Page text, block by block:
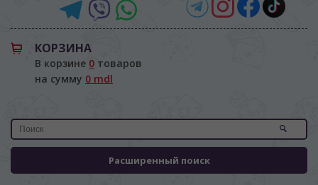
КОРЗИНА
В корзине 0 товаров
на сумму 0 mdl
Расширенный поиск